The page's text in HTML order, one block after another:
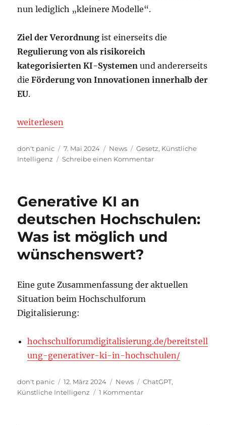
nun lediglich „kleinere Modelle“.
Ziel der Verordnung ist einerseits die
Regulierung von als risikoreich
kategorisierten KI-Systemen und andererseits
die Förderung von Innovationen innerhalb der
EU.
„Die KI-Verordnung und die Orientierungshilfe
weiterlesen
Autor
don't panic
Veröffentlicht
am
7. Mai 2024 Kategorien
News Schlagwörter
Gesetz, Künstliche
Intelligenz
Schreibe einen Kommentarzu
die
Orientierungshilfe
der
Generative KI an
deutschen Hochschulen:
Was ist möglich und
wünschenswert?
Eine gute Zusammenfassung der aktuellen
Situation beim Hochschulforum
Digitalisierung:
hochschulforumdigitalisierung.de/bereitstell
ung-generativer-ki-in-hochschulen/
Autor
don't panic
Veröffentlicht
am
12. März 2024 Kategorien
News Schlagwörter
ChatGPT,
Künstliche Intelligenz
1 Kommentarzu